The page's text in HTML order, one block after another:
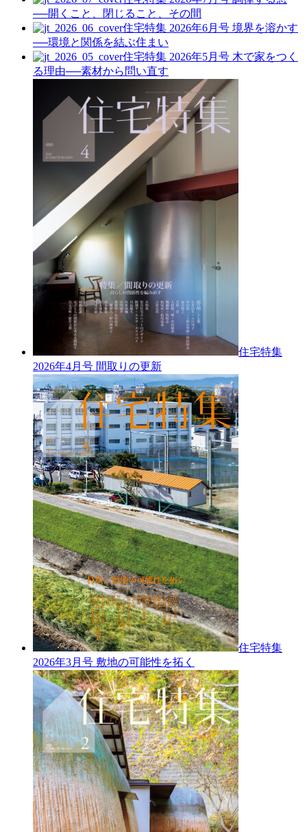
──開くこと、閉じること、その間
住宅特集 2026年6月号 境界を溶かす
──環境と関係を結ぶ住まい
住宅特集 2026年5月号 木で家をつく
る理由──素材から問い直す
住宅特集
2026年4月号 間取りの更新
住宅特集
2026年3月号 敷地の可能性を拓く